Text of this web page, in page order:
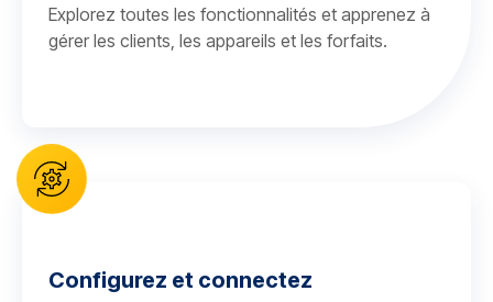
Explorez toutes les fonctionnalités et apprenez à
gérer les clients, les appareils et les forfaits.
Configurez et connectez